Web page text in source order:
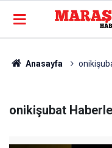
Anasayfa
onikişubat